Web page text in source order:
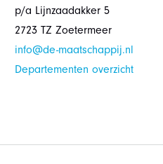
p/a Lijnzaadakker 5
2723 TZ Zoetermeer
info@de-maatschappij.nl
Departementen overzicht